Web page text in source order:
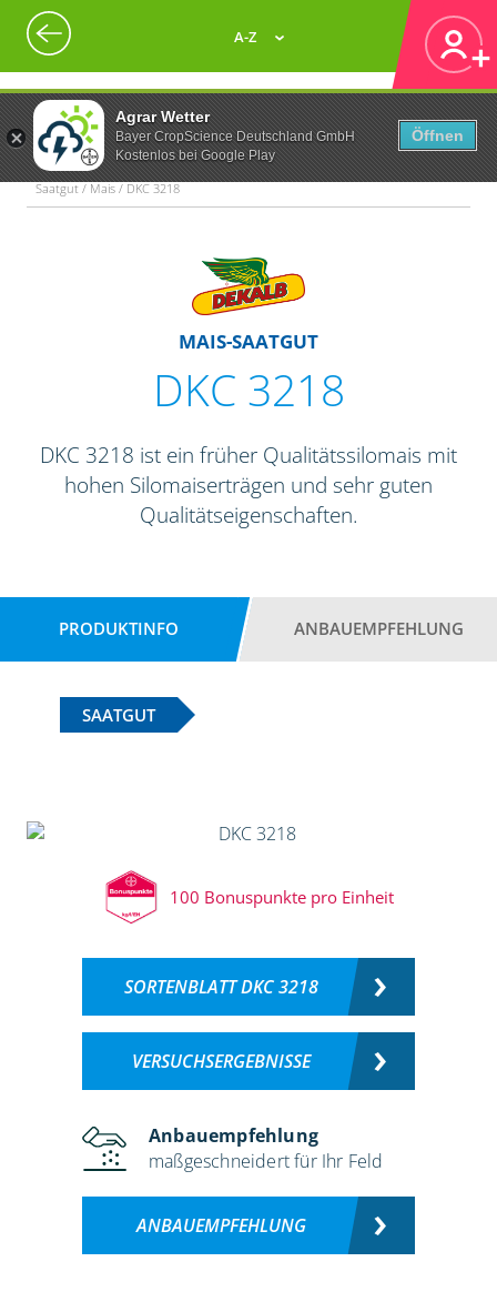
Agrar Wetter
Bayer CropScience Deutschland GmbH
Kostenlos bei Google Play
Öffnen
A-Z
Saatgut / Mais / DKC 3218
MAIS-SAATGUT
DKC 3218
DKC 3218 ist ein früher Qualitätssilomais mit
hohen Silomaiserträgen und sehr guten
Qualitätseigenschaften.
PRODUKTINFO ANBAUEMPFEHLUNG
SAATGUT
100 Bonuspunkte pro Einheit
SORTENBLATT DKC 3218
VERSUCHSERGEBNISSE
Anbauempfehlung
maßgeschneidert für Ihr Feld
ANBAUEMPFEHLUNG